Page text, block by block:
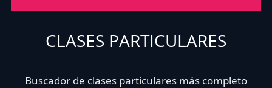
CLASES PARTICULARES
Buscador de clases particulares más completo